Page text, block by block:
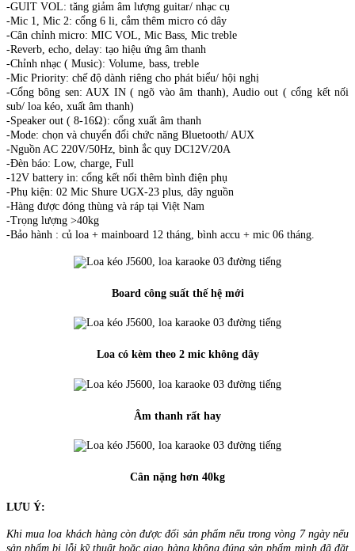
-GUIT VOL: tăng giảm âm lượng guitar/ nhạc cụ
-Mic 1, Mic 2: cổng 6 li, cắm thêm micro có dây
-Cân chỉnh micro: MIC VOL, Mic Bass, Mic treble
-Reverb, echo, delay: tạo hiệu ứng âm thanh
-Chỉnh nhạc ( Music): Volume, bass, treble
-Mic Priority: chế độ dành riêng cho phát biểu/ hội nghị
-Cổng bông sen: AUX IN ( ngõ vào âm thanh), Audio out ( cổng kết nối
sub/ loa kéo, xuất âm thanh)
-Speaker out ( 8-16Ω): cổng xuất âm thanh
-Mode: chọn và chuyển đổi chức năng Bluetooth/ AUX
-Nguồn AC 220V/50Hz, bình ắc quy DC12V/20A
-Đèn báo: Low, charge, Full
-12V battery in: cổng kết nối thêm bình điện phụ
-Phụ kiện: 02 Mic Shure UGX-23 plus, dây nguồn
-Hàng được đóng thùng và ráp tại Việt Nam
-Trọng lượng >40kg
-Bảo hành : củ loa + mainboard 12 tháng, bình accu + mic 06 tháng.
Board công suất thế hệ mới
Loa có kèm theo 2 mic không dây
Âm thanh rất hay
Cân nặng hơn 40kg
LƯU Ý:
Khi mua loa khách hàng còn được đổi sản phẩm nếu trong vòng 7 ngày nếu
sản phẩm bị lỗi kỹ thuật hoặc giao hàng không đúng sản phẩm mình đã đặt